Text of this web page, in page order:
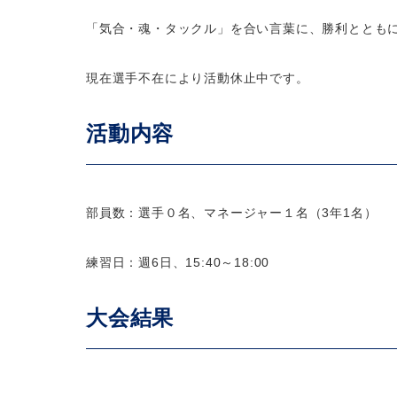
「気合・魂・タックル」を合い言葉に、勝利ととも
現在選手不在により活動休止中です。
活動内容
部員数：選手０名、マネージャー１名（3年1名）
練習日：週6日、15:40～18:00
大会結果